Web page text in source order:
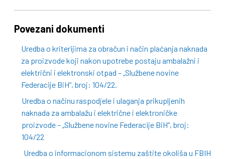
Povezani dokumenti
Uredba o kriterijima za obračun i način plaćanja naknada
za proizvode koji nakon upotrebe postaju ambalažni i
električni i elektronski otpad – „Službene novine
Federacije BiH“, broj: 104/22.
Uredba o načinu raspodjele i ulaganja prikupljenih
naknada za ambalažu i električne i elektroničke
proizvode – „Službene novine Federacije BiH“, broj:
104/22
Uredba o informacionom sistemu zaštite okoliša u FBIH